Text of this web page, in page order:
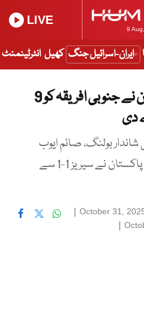
9
LIVE
ایران-اسرائیل جنگ کھیل انٹرٹینمنٹ
دوسرا ٹی ٹوئنٹی، پاکستان نے جنوبی افریقہ کو 9
دی
بولنگ، صائم ایوب
کی دھواں دار نصف سنچری، پاکستان نے سیریز 1-1 سے
October 31,
|
|